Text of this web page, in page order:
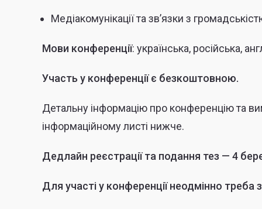
Медіакомунікації та зв’язки з
Мови конференції: українська, російська,
Участь у конференції є безкоштовною.
Детальну інформацію про конференцію та
інформаційному листі нижче.
Дедлайн реєстрації та подання тез — 4
Для участі у конференції неодмінно треба